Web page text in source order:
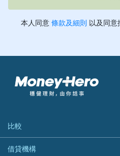
比較
私人貸款比較
借貸機構